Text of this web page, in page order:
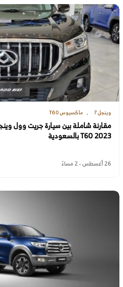
وينجل 7 ماكسيوس T60
T60 2023 بالسعودية
26 أغسطس - 2 مساءً